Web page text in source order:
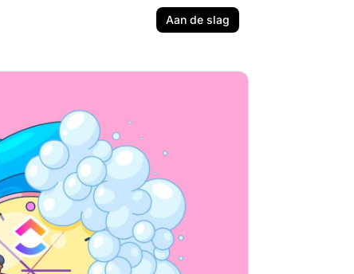
Aan de slag